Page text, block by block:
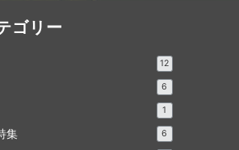
ゴリー
12
6
1
集 6